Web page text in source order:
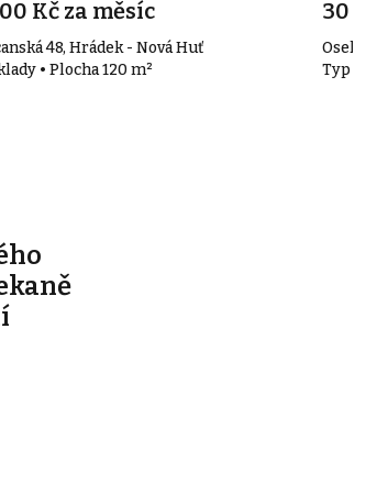
Kč za měsíc
48, Hrádek - Nová Huť
• Plocha 120 m²
30
Osek
Typ